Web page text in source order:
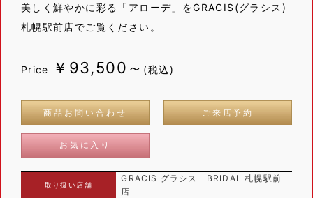
美しく鮮やかに彩る「アローデ」をGRACIS(グラシス)
札幌駅前店でご覧ください。
Price ￥93,500～ (税込)
商品お問い合わせ ご来店予約
お気に入り
取り扱い店舗
GRACIS グラシス BRIDAL 札幌駅前
店